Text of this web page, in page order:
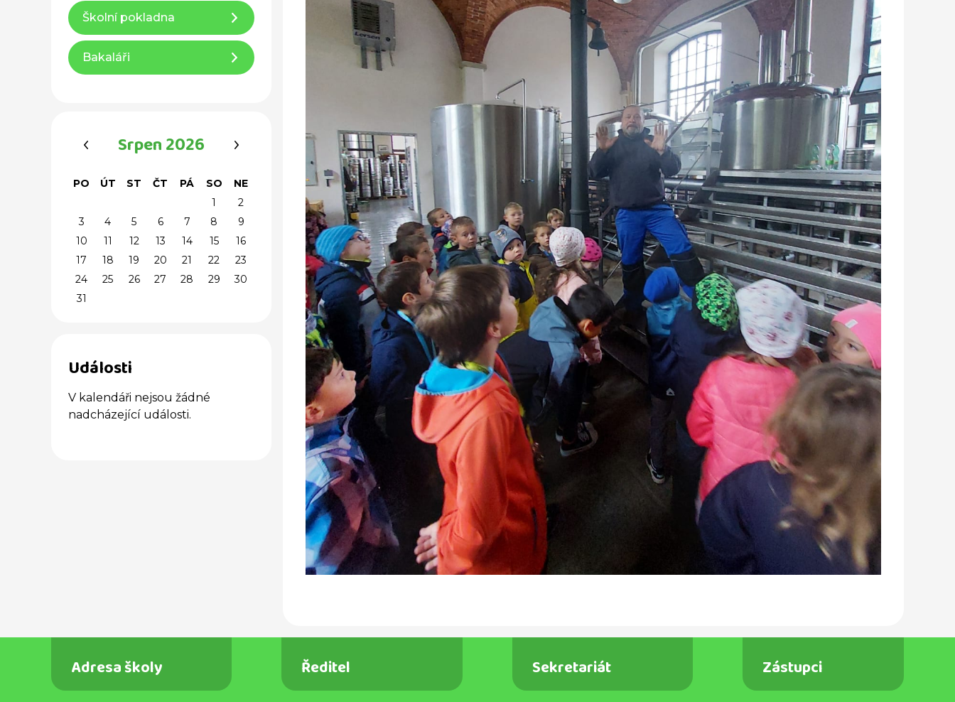
Školní pokladna
Bakaláři
Srpen 2026
PO ÚT ST ČT PÁ SO
NE
1
2
3
4 5 6 7 8
9
10
11 12 13 14 15
16
17
18 19 20 21 22
23
24
25 26 27 28 29
30
31
Události
V kalendáři nejsou žádné
nadcházející události.
Adresa školy Ředitel Sekretariát Zástupci